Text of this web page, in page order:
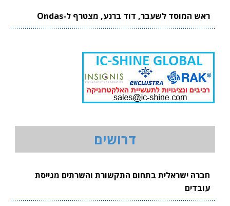
ראש המוסד לשעבר, דוד ברנע, מצטרף ל-Ondas
דרושים
חברה ישראלית בתחום התקשורת והשרתים מגייסת
עובדים